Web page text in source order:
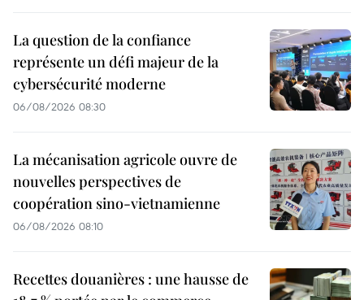
La question de la confiance
représente un défi majeur de la
cybersécurité moderne
06/08/2026 08:30
La mécanisation agricole ouvre de
nouvelles perspectives de
coopération sino-vietnamienne
06/08/2026 08:10
Recettes douanières : une hausse de